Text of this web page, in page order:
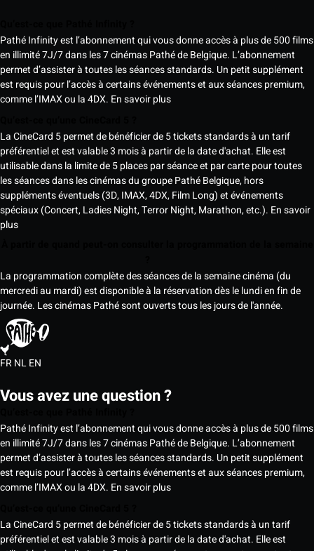
Pathé Infinity est l’abonnement qui vous donne accès à plus de 500 films
en illimité 7J/7 dans les 7 cinémas Pathé de Belgique. L’abonnement
permet d’assister à toutes les séances standards. Un petit supplément
est requis pour l’accès à certains événements et aux séances premium,
comme l’IMAX ou la 4DX. En savoir plus
La CineCard 5 permet de bénéficier de 5 tickets standards à un tarif
préférentiel et est valable 3 mois à partir de la date d'achat. Elle est
utilisable dans la limite de 5 places par séance et par carte pour toutes
les séances dans les cinémas du groupe Pathé Belgique, hors
suppléments éventuels (3D, IMAX, 4DX, Film Long) et événements
spéciaux (Concert, Ladies Night, Terror Night, Marathon, etc.). En savoir
plus
La programmation complète des séances de la semaine cinéma (du
mercredi au mardi) est disponible à la réservation dès le lundi en fin de
journée. Les cinémas Pathé sont ouverts tous les jours de l'année.
FRNLEN
Vous avez une question ?
Pathé Infinity est l’abonnement qui vous donne accès à plus de 500 films
en illimité 7J/7 dans les 7 cinémas Pathé de Belgique. L’abonnement
permet d’assister à toutes les séances standards. Un petit supplément
est requis pour l’accès à certains événements et aux séances premium,
comme l’IMAX ou la 4DX. En savoir plus
La CineCard 5 permet de bénéficier de 5 tickets standards à un tarif
préférentiel et est valable 3 mois à partir de la date d'achat. Elle est